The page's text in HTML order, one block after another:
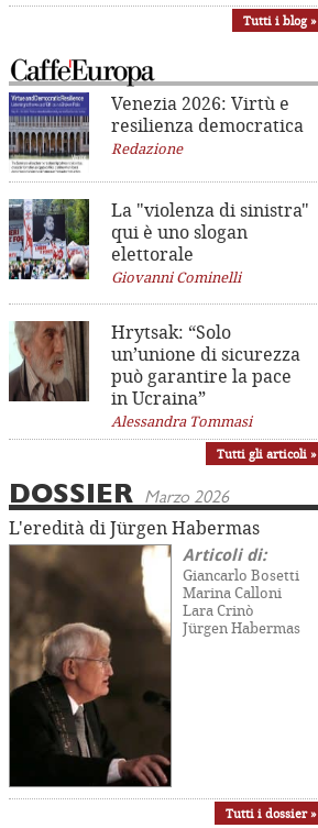
Tutti i blog »
Venezia 2026: Virtù e
resilienza democratica
Redazione
La "violenza di sinistra"
qui è uno slogan
elettorale
Giovanni Cominelli
Hrytsak: “Solo
un’unione di sicurezza
può garantire la pace
in Ucraina”
Alessandra Tommasi
Tutti gli articoli »
DOSSIER Marzo 2026
L'eredità di Jürgen Habermas
Articoli di:
Giancarlo Bosetti
Marina Calloni
Lara Crinò
Jürgen Habermas
Tutti i dossier »